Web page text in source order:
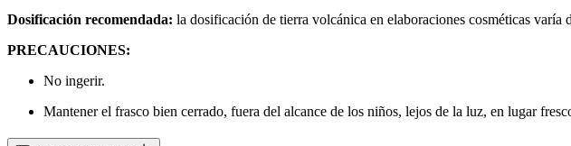
Dosificación recomendada: la dosificación de tierra volcánica en elaboraciones cosméticas varía
PRECAUCIONES:
No ingerir.
Mantener el frasco bien cerrado, fuera del alcance de los niños, lejos de la luz, en lugar